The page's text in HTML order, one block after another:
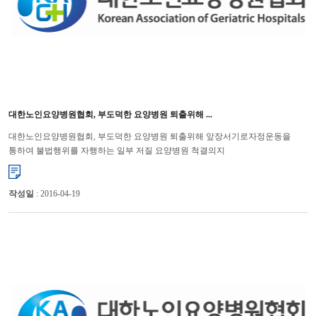
대한노인요양병원협회, 부도덕한 요양병원 퇴출위해 ...
대한노인요양병원협회, 부도덕한 요양병원 퇴출위해 앞장서기로자정운동을
통하여 불법행위를 자행하는 일부 저질 요양병원 척결의지
표명 대한노인요양병원협회(회장 윤해영)는 최근 언론에서 연이어 보도되고
있는 ...
작성일 : 2016-04-19